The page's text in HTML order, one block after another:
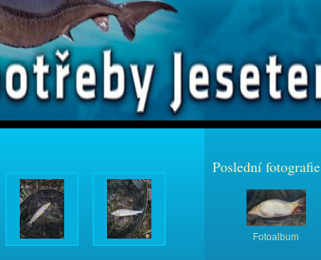
Poslední fotografie
Fotoalbum